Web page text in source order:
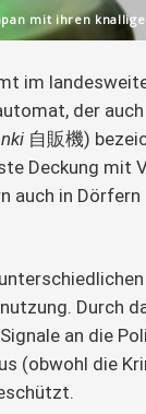
mit ihren
im
der
自販機)
Deckung mit
auch in
Durch
an die
(obwohl die